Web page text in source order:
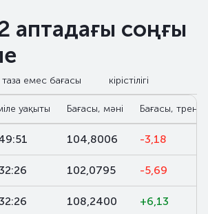
аптадағы соңғы
таза емес бағасы кірістілігі
уақыты Бағасы, мәні Бағасы, тренд,
104,8006 -3,18
102,0795 -5,69
108,2400 +6,13